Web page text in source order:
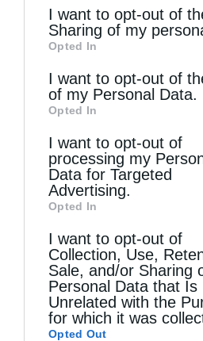
information by third
of downstream
information may also be
third parties on theIAB’s
Downstream Participants
disclose it to other third
I want to opt-out of
Sharing of my
Opted In
I want to opt-out of
of my Personal Data.
Opted In
I want to opt-out of
processing my
Data for Targeted
Advertising.
Opted In
I want to opt-out of
Collection, Use,
Sale, and/or Sharing
Personal Data that Is
Unrelated with the
for which it was
Opted Out
Τελευταία άρθρα
Αυστραλίας Μακάριος: «Ο
λαμπρότητα της θεϊκής του
Μη χάσετε σήμερα, την
σε όλα τα περίπτερα